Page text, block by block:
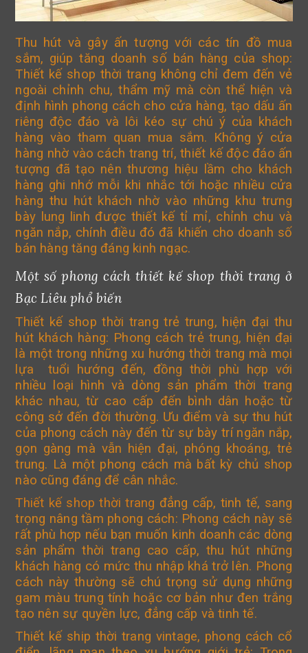
Thu hút và gây ấn tượng với các tín đồ mua
sắm, giúp tăng doanh số bán hàng của shop:
Thiết kế shop thời trang không chỉ đem đến vẻ
ngoài chỉnh chu, thẩm mỹ mà còn thể hiện và
định hình phong cách cho cửa hàng, tạo dấu ấn
riêng độc đáo và lôi kéo sự chú ý của khách
hàng vào tham quan mua sắm. Không ý cửa
hàng nhờ vào cách trang trí, thiết kế độc đáo ấn
tượng đã tạo nên thương hiệu lầm cho khách
hàng ghi nhớ mỗi khi nhắc tới hoặc nhiều cửa
hàng thu hút khách nhờ vào những khu trưng
bày lung linh được thiết kế tỉ mỉ, chỉnh chu và
ngăn nắp, chính điều đó đã khiến cho doanh số
bán hàng tăng đáng kinh ngạc.
Một số phong cách thiết kế shop thời trang ở
Bạc Liêu phổ biến
Thiết kế shop thời trang trẻ trung, hiện đại thu
hút khách hàng: Phong cách trẻ trung, hiện đại
là một trong những xu hướng thời trang mà mọi
lựa tuổi hướng đến, đồng thời phù hợp với
nhiều loại hình và dòng sản phẩm thời trang
khác nhau, từ cao cấp đến bình dân hoặc từ
công sở đến đời thường. Ưu điểm và sự thu hút
của phong cách này đến từ sự bày trí ngăn nắp,
gọn gàng mà vẫn hiện đại, phóng khoáng, trẻ
trung. Là một phong cách mà bất kỳ chủ shop
nào cũng đáng để cân nhắc.
Thiết kế shop thời trang đẳng cấp, tinh tế, sang
trọng nâng tầm phong cách: Phong cách này sẽ
rất phù hợp nếu bạn muốn kinh doanh các dòng
sản phẩm thời trang cao cấp, thu hút những
khách hàng có mức thu nhập khá trở lên. Phong
cách này thường sẽ chú trọng sử dụng những
gam màu trung tính hoặc cơ bản như đen trắng
tạo nên sự quyền lực, đẳng cấp và tinh tế.
Thiết kế ship thời trang vintage, phong cách cổ